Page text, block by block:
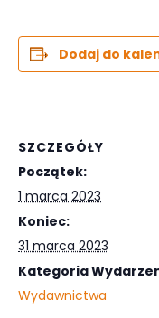
Dodaj do
SZCZEGÓŁY
Początek:
1 marca 2023
Koniec:
31 marca 2023
Kategoria
Wydawnictwa